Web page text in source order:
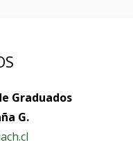
Graduados
G.